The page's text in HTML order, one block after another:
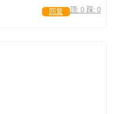
顶: 0 踩: 0
回复